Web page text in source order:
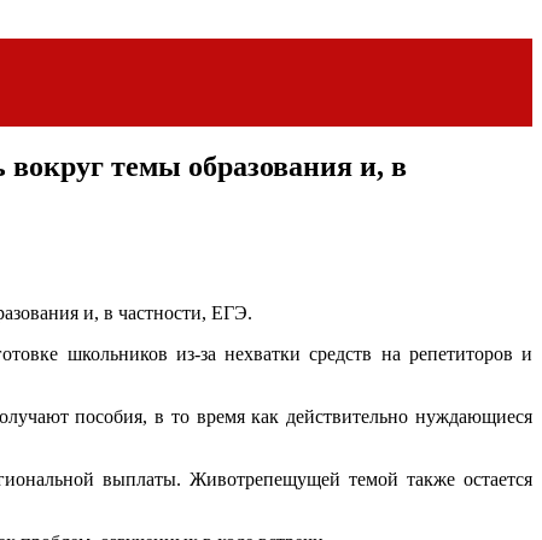
вокруг темы образования и, в
и, в частности, ЕГЭ.
школьников из-за нехватки средств на репетиторов и
пособия, в то время как действительно нуждающиеся
выплаты. Животрепещущей темой также остается